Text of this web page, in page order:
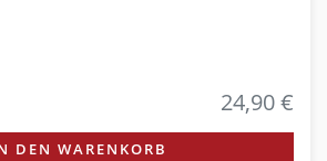
24,90 €
DEN WARENKORB